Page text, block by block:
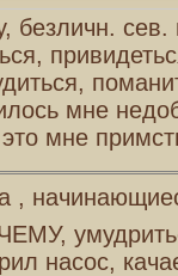
безличн. сев.
мне
мне
,
насос,